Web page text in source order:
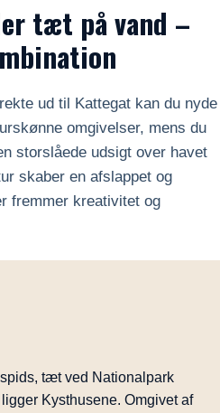
tæt på vand –
ud til Kattegat kan du nyde
omgivelser, mens du
storslåede udsigt over havet
skaber en afslappet og
fremmer kreativitet og
tæt ved Nationalpark
Kysthusene. Omgivet af